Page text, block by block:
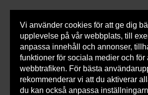
Vi använder cookies för att ge dig
upplevelse på vår webbplats, till
anpassa innehåll och annonser,
funktioner för sociala medier och för
webbtrafiken. För bästa
rekommenderar vi att du aktiverar
du kan också anpassa
0 varor
Undernavigering för ”Om Armatec”